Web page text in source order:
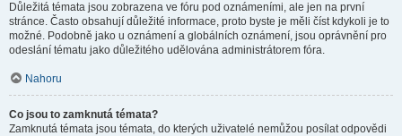
Důležitá témata jsou zobrazena ve fóru pod oznámeními, ale jen na první
stránce. Často obsahují důležité informace, proto byste je měli číst kdykoli je to
možné. Podobně jako u oznámení a globálních oznámení, jsou oprávnění pro
odeslání tématu jako důležitého udělována administrátorem fóra.
Nahoru
Co jsou to zamknutá témata?
Zamknutá témata jsou témata, do kterých uživatelé nemůžou posílat odpovědi